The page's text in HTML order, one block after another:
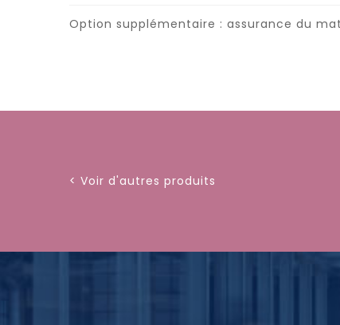
Option supplémentaire : assurance du
< Voir d'autres produits